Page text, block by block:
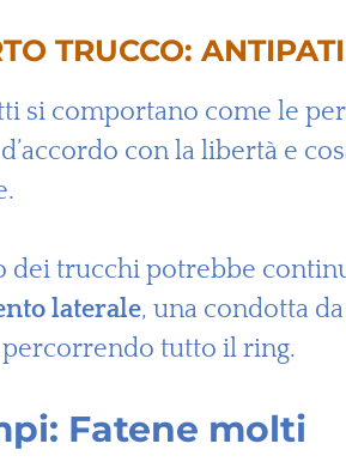
TRUCCO:
si comportano come le
d’accordo con la libertà e
dei trucchi potrebbe
laterale, una condotta
tutto il ring.
Fatene molti